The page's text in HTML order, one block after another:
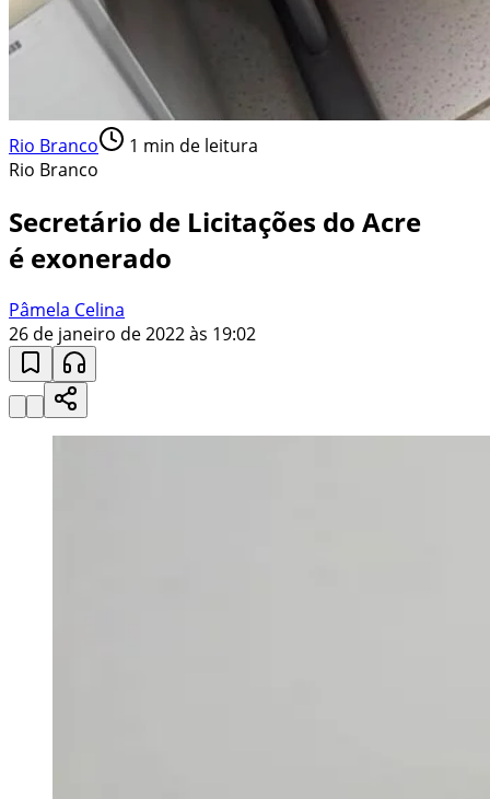
Rio Branco 1 min de leitura
Rio Branco
Secretário de Licitações do Acre
é exonerado
Pâmela Celina
26 de janeiro de 2022 às 19:02